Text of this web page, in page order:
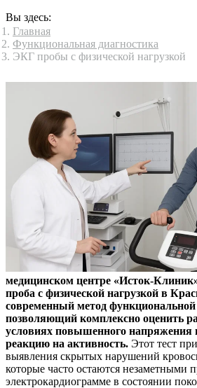
Вы здесь:
Главная
Функциональная диагностика
ЭКГ пробы с физической нагрузкой
медицинском центре «Исток-
проба с физической нагрузкой в
современный метод функциональной
позволяющий комплексно оценить
условиях повышенного напряжения
реакцию на активность. Этот тест
выявления скрытых нарушений
которые часто остаются незаметными
электрокардиограмме в состоянии